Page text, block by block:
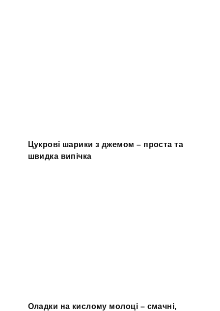
Цукрові шарики з джемом – проста та
швидка випічка
Оладки на кислому молоці – смачні,